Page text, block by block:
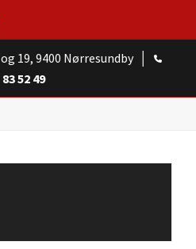
19, 9400 Nørresundby
83 52 49